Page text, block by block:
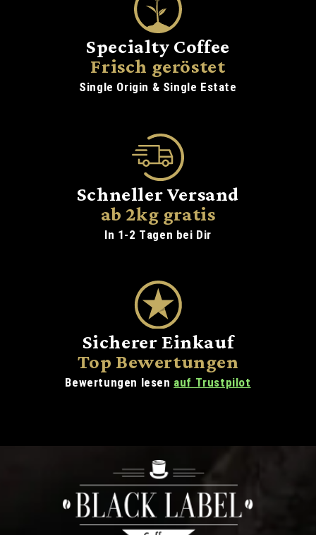
Specialty Coffee
Frisch geröstet
Single Origin & Single Estate
Schneller Versand
ab 2kg gratis
In 1-2 Tagen bei Dir
Sicherer Einkauf
Top Bewertungen
Bewertungen lesen auf Trustpilot